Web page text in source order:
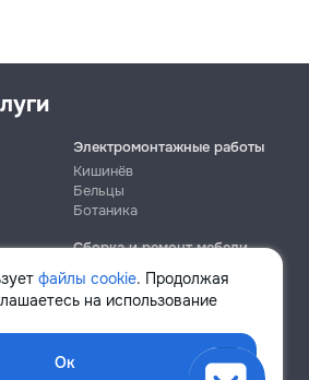
файлы cookie. Продолжая
на использование
Ок
Электромонтажные работы
Кишинёв
Бельцы
Ботаника
Сборка и ремонт мебели
Кишинёв
Ботаника